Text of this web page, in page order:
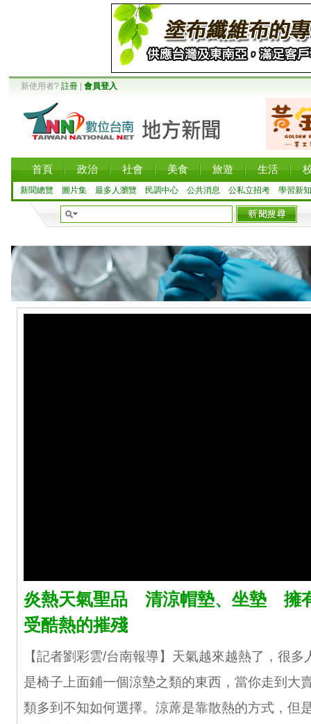
新使用者? 註冊 會員登入
首頁 政治 社會 美食 旅遊 生活
新聞總覽 圖片集 最多人瀏覽 民調中心 公共消息 公私立招考 學習新知
炎熱天氣聖品 清涼帽墊、坐墊 擁
受酷熱的摧殘
【記者劉彩雲/台南報導】天氣越來越熱了，很
是椅子上面鋪一個涼墊之類的東西，當你走到大
類多到不知如何選擇。涼蓆是靠散熱的方式，但